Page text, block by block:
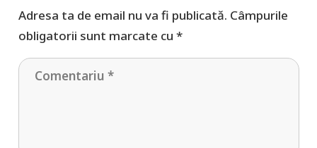
Adresa ta de email nu va fi publicată. Câmpurile
obligatorii sunt marcate cu *